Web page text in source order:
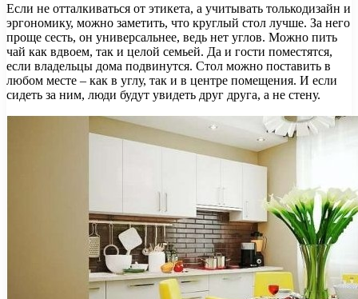
Если не отталкиваться от этикета, а учитывать толькодизайн и
эргономику, можно заметить, что круглый стол лучше. За него
проще сесть, он универсальнее, ведь нет углов. Можно пить
чай как вдвоем, так и целой семьей. Да и гости поместятся,
если владельцы дома подвинутся. Стол можно поставить в
любом месте – как в углу, так и в центре помещения. И если
сидеть за ним, люди будут увидеть друг друга, а не стену.